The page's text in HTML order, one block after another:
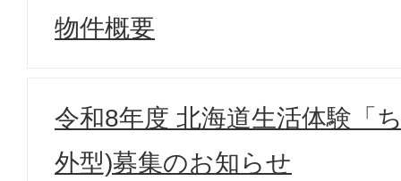
物件概要
令和8年度 北海道生活体験「
外型)募集のお知らせ